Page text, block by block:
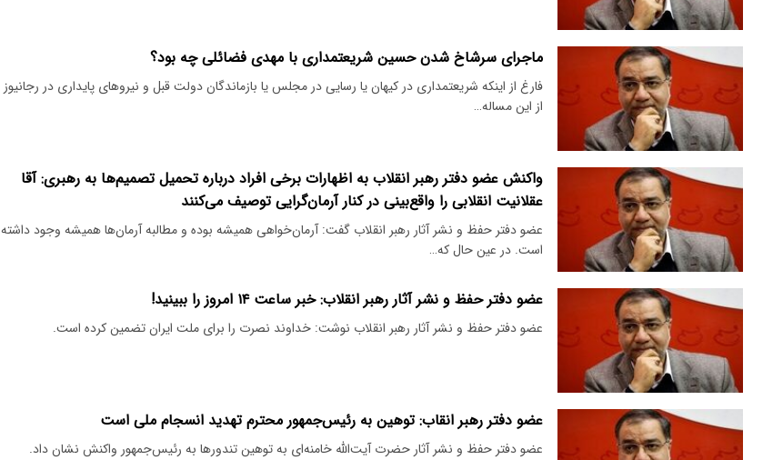
ماجرای سرشاخ شدن حسین شریعتمداری با مهدی فضائلی چه بود؟
فارغ از اینکه شریعتمداری در کیهان یا رسایی در مجلس یا بازماندگان دولت قبل و نیرو‌های پایداری در رجانیوز
از این مساله…
واکنش عضو دفتر رهبر انقلاب به اظهارات برخی افراد درباره تحمیل تصمیم‌ها به رهبری: آقا
عقلانیت انقلابی را واقع‌بینی در کنار آرمان‌گرایی توصیف می‌کنند
عضو دفتر حفظ و نشر آثار رهبر انقلاب گفت: آرمان‌خواهی همیشه بوده و مطالبه آرمان‌ها همیشه وجود داشته
است. در عین حال که…
عضو دفتر حفظ و نشر آثار رهبر انقلاب: خبر ساعت ۱۴ امروز را ببینید!
عضو دفتر حفظ و نشر آثار رهبر انقلاب نوشت: خداوند نصرت را برای ملت ایران تضمین کرده است.
عضو دفتر رهبر انقاب: توهین به رئیس‌جمهور محترم تهدید انسجام ملی است
عضو دفتر حفظ و نشر آثار حضرت آیت‌الله خامنه‌ای به توهین تندورها به رئیس‌جمهور واکنش نشان داد.